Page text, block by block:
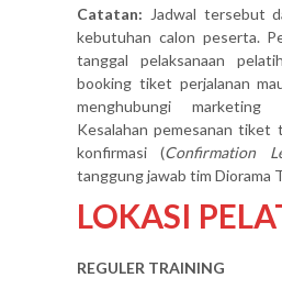
Catatan: Jadwal tersebut
kebutuhan calon peserta.
tanggal pelaksanaan
booking tiket perjalanan
menghubungi
Kesalahan pemesanan
konfirmasi (Confirmation
tanggung jawab tim Diorama
LOKASI
REGULER TRAINING